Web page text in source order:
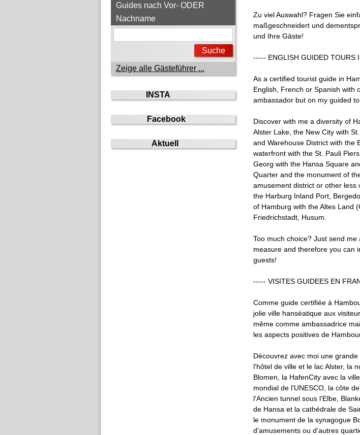
Zu viel Auswahl? Fragen Sie
maßgeschneidert und
und Ihre Gäste!
----- ENGLISH GUIDED TOURS
As a certified tourist guide in
English, French or Spanish with
ambassador but on my guided
Discover with me a diversity of
Alster Lake, the New City with
and Warehouse District with the
waterfront with the St. Pauli
Georg with the Hansa Square
Quarter and the monument of
amusement district or other less
the Harburg Inland Port,
of Hamburg with the Altes Land
Friedrichstadt, Husum.
Too much choice? Just send
measure and therefore you can
guests!
----- VISITES GUIDEES EN
Comme guide certifiée à
jolie ville hanséatique aux
même comme ambassadrice
les aspects positives de
Découvrez avec moi une
l'hôtel de ville et le lac Alster, la
Blomen, la HafenCity avec la
mondial de l'UNESCO, la côte
l'Ancien tunnel sous l'Elbe,
de Hansa et la cathédrale de
le monument de la synagogue
d'amusements ou d'autres
Guides nach Vor- ODER
Nachname
Zeige alle Gästeführer ...
INSTA
Facebook
Aktuell